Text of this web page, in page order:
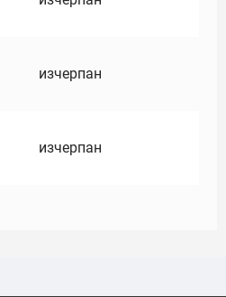
изчерпан
изчерпан